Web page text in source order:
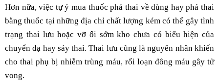
Hơn nữa, việc tự ý mua thuốc phá thai về dùng hay phá thai
bằng thuốc tại những địa chỉ chất lượng kém có thể gây tình
trạng thai lưu hoặc vỡ ối sớm kho chưa có biểu hiện của
chuyển dạ hay sảy thai. Thai lưu cũng là nguyên nhân khiến
cho thai phụ bị nhiễm trùng máu, rối loạn đông máu gây tử
vong.